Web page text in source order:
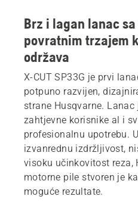
Brz i lagan lanac
povratnim trzajem
održava
X-CUT SP33G je prvi
potpuno razvijen,
strane Husqvarne.
zahtjevne korisnike al i
profesionalnu upotrebu.
izvanrednu izdržljivost,
visoku učinkovitost reza,
motorne pile stvoren je
moguće rezultate.